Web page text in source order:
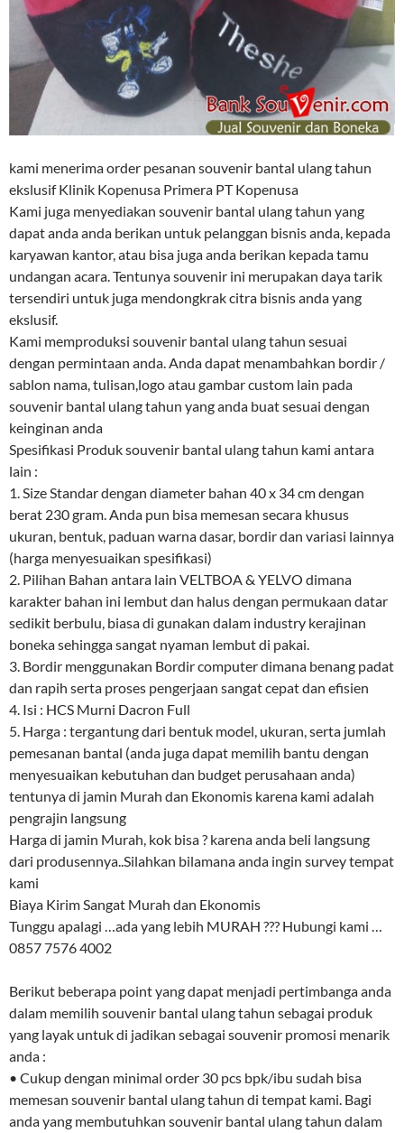
kami menerima order pesanan souvenir bantal ulang tahun
ekslusif Klinik Kopenusa Primera PT Kopenusa
Kami juga menyediakan souvenir bantal ulang tahun yang
dapat anda anda berikan untuk pelanggan bisnis anda, kepada
karyawan kantor, atau bisa juga anda berikan kepada tamu
undangan acara. Tentunya souvenir ini merupakan daya tarik
tersendiri untuk juga mendongkrak citra bisnis anda yang
ekslusif.
Kami memproduksi souvenir bantal ulang tahun sesuai
dengan permintaan anda. Anda dapat menambahkan bordir /
sablon nama, tulisan,logo atau gambar custom lain pada
souvenir bantal ulang tahun yang anda buat sesuai dengan
keinginan anda
Spesifikasi Produk souvenir bantal ulang tahun kami antara
lain :
1. Size Standar dengan diameter bahan 40 x 34 cm dengan
berat 230 gram. Anda pun bisa memesan secara khusus
ukuran, bentuk, paduan warna dasar, bordir dan variasi lainnya
(harga menyesuaikan spesifikasi)
2. Pilihan Bahan antara lain VELTBOA & YELVO dimana
karakter bahan ini lembut dan halus dengan permukaan datar
sedikit berbulu, biasa di gunakan dalam industry kerajinan
boneka sehingga sangat nyaman lembut di pakai.
3. Bordir menggunakan Bordir computer dimana benang padat
dan rapih serta proses pengerjaan sangat cepat dan efisien
4. Isi : HCS Murni Dacron Full
5. Harga : tergantung dari bentuk model, ukuran, serta jumlah
pemesanan bantal (anda juga dapat memilih bantu dengan
menyesuaikan kebutuhan dan budget perusahaan anda)
tentunya di jamin Murah dan Ekonomis karena kami adalah
pengrajin langsung
Harga di jamin Murah, kok bisa ? karena anda beli langsung
dari produsennya..Silahkan bilamana anda ingin survey tempat
kami
Biaya Kirim Sangat Murah dan Ekonomis
Tunggu apalagi …ada yang lebih MURAH ??? Hubungi kami …
0857 7576 4002
Berikut beberapa point yang dapat menjadi pertimbanga anda
dalam memilih souvenir bantal ulang tahun sebagai produk
yang layak untuk di jadikan sebagai souvenir promosi menarik
anda :
• Cukup dengan minimal order 30 pcs bpk/ibu sudah bisa
memesan souvenir bantal ulang tahun di tempat kami. Bagi
anda yang membutuhkan souvenir bantal ulang tahun dalam